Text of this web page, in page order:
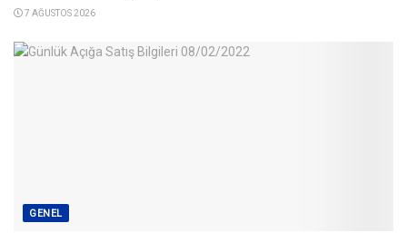
7 AĞUSTOS 2026
GENEL